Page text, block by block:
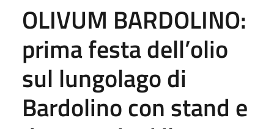
OLIVUM BARDOLINO:
prima festa dell’olio
sul lungolago di
Bardolino con stand e